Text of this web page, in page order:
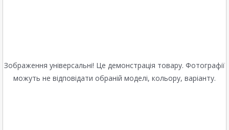
Зображення універсальні! Це демонстрація товару. Фотографії
можуть не відповідати обраній моделі, кольору, варіанту.